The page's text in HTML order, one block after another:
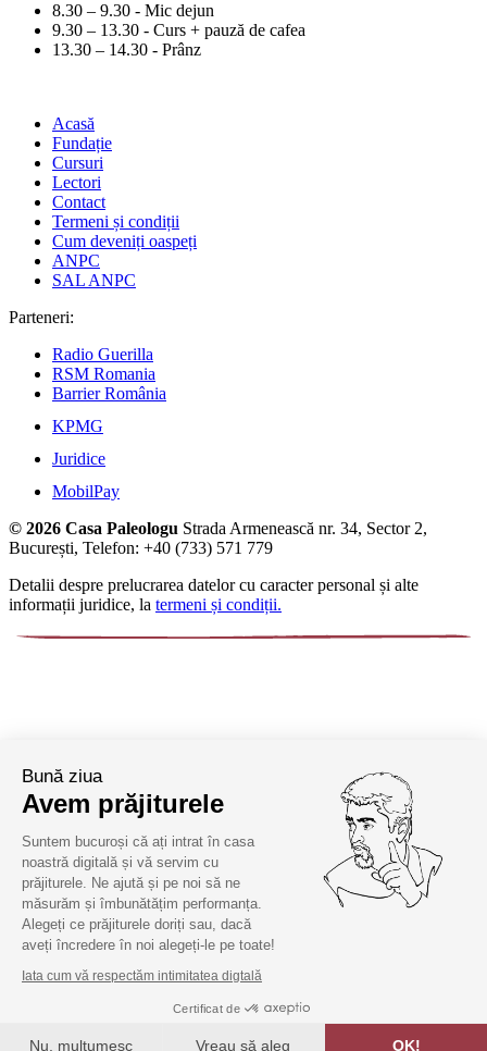
8.30 – 9.30 - Mic dejun
9.30 – 13.30 - Curs + pauză de cafea
13.30 – 14.30 - Prânz
Acasă
Fundație
Cursuri
Lectori
Contact
Termeni și condiții
Cum deveniți oaspeți
ANPC
SAL ANPC
Parteneri:
Radio Guerilla
RSM Romania
Barrier România
KPMG
Juridice
MobilPay
© 2026 Casa Paleologu Strada Armenească nr. 34, Sector 2,
București, Telefon: +40 (733) 571 779
Detalii despre prelucrarea datelor cu caracter personal și alte
informații juridice, la termeni și condiții.
Bună ziua
Avem prăjiturele
Suntem bucuroși că ați intrat în casa
noastră digitală și vă servim cu
prăjiturele. Ne ajută și pe noi să ne
măsurăm și îmbunătățim performanța.
Alegeți ce prăjiturele doriți sau, dacă
aveți încredere în noi alegeți-le pe toate!
Iata cum vă respectăm intimitatea digtală
Certificat de
Nu, mulțumesc Vreau să aleg OK!